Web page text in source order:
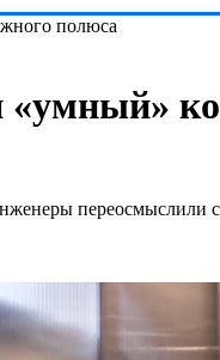
полюса
«умный»
переосмыслили